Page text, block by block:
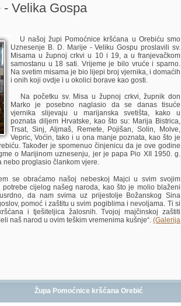
Velika Gospa
U našoj župi Pomoćnice kršćana u Orebiću smo
Uznesenje B. D. Marije - Veliku Gospu proslavili sv.
Misama u župnoj crkvi u 10 i 19, a u franjevačkom
samostanu u 18 sati. Vrijeme je bilo vruće i sparno.
Na svetim misama je bio lijepi broj vjernika, i domaćih
i onih koji ovdje i u okolici borave kao gosti.
Na početku sv. Misa u župnoj crkvi, župnik don
Marko je posebno naglasio da se danas tisuće
vjernika slijevaju u marijanska svetišta, kako u
poznata diljem Hrvatske, kao što su: Marija Bistrica,
Trsat, Sinj, Aljmaš, Remete, Pojišan, Solin, Molve,
Vepric, Voćin, tako i u ona manje poznata, kao što je
Također je spomenuo činjenicu da je ove godine
o Marijinom uznesenju, jer je papa Pio XII 1950. g.
nebo proglasio člankom vjere.
se obraćamo našoj nebeskoj Majci u svim svojim
cijelog našeg naroda, kao što je molio blaženi
da nam svima uz prijestolje Božanskog Sina
pomoć i zaštitu u svim pogiblima i nevoljama. Ti si
i tješiteljica žalosnih. Tvojoj majčinskoj zaštiti
naš narod u ovim teškim vremenima kušnje“. (Galerija
Župa Pomoćnice kršćana Orebić